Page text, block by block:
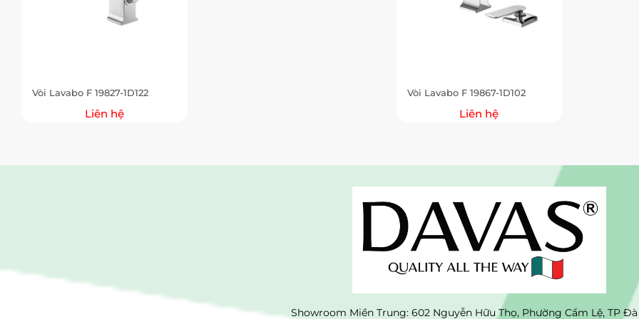
Vòi Lavabo F 19827-1D122
Liên hệ
Vòi Lavabo F 19867-1D102
Liên hệ
Showroom Miền Trung: 602 Nguyễn Hữu Thọ, Phường Cẩm Lệ, TP